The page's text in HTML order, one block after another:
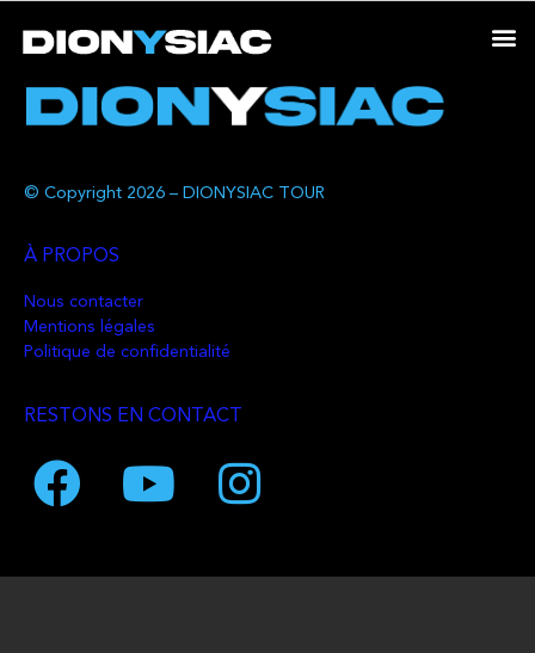
© Copyright 2026 – DIONYSIAC TOUR
À PROPOS
Nous contacter
Mentions légales
Politique de confidentialité
RESTONS EN CONTACT